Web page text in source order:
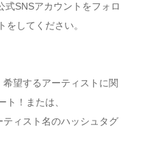
SNSアカウントをフォロ
をしてください。
望するアーティストに関
！または、
ィスト名のハッシュタグ